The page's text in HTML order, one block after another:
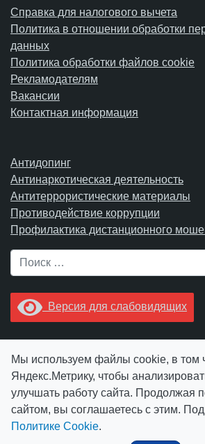
Справка для налогового вычета
Политика в отношении обработки
данных
Политика обработки файлов cookie
Рекламодателям
Вакансии
Контактная информация
Антидопинг
Антинаркотическая деятельность
Антитеррористические материалы
Противодействие коррупции
Профилактика дистанционного
Поиск
Версия для слабовидящих
Ctrl+Enter.
Мы используем файлы cookie, в том
Яндекс.Метрику, чтобы
улучшать работу сайта. Продолжая
сайтом, вы соглашаетесь с этим.
Политике Cookie.